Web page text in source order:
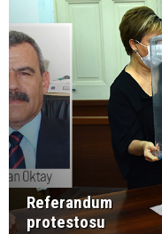
Referandum
protestosu